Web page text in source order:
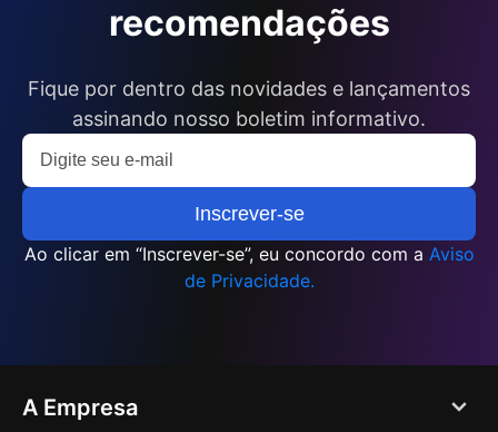
recomendações
Fique por dentro das novidades e lançamentos
assinando nosso boletim informativo.
Ao clicar em “Inscrever-se”, eu concordo com a Aviso
de Privacidade.
A Empresa